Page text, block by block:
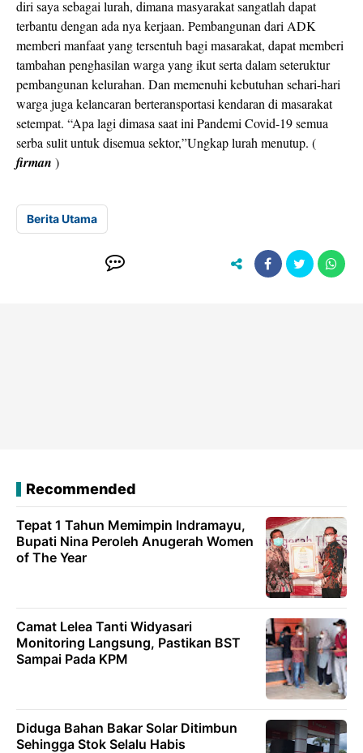
diri saya sebagai lurah, dimana masyarakat sangatlah dapat
terbantu dengan ada nya kerjaan. Pembangunan dari ADK
memberi manfaat yang tersentuh bagi masarakat, dapat memberi
tambahan penghasilan warga yang ikut serta dalam seteruktur
pembangunan kelurahan. Dan memenuhi kebutuhan sehari-hari
warga juga kelancaran berteransportasi kendaran di masarakat
setempat. “Apa lagi dimasa saat ini Pandemi Covid-19 semua
serba sulit untuk disemua sektor,”Ungkap lurah menutup. (
firman )
Berita Utama
Recommended
Tepat 1 Tahun Memimpin Indramayu,
Bupati Nina Peroleh Anugerah Women
of The Year
Camat Lelea Tanti Widyasari
Monitoring Langsung, Pastikan BST
Sampai Pada KPM
Diduga Bahan Bakar Solar Ditimbun
Sehingga Stok Selalu Habis